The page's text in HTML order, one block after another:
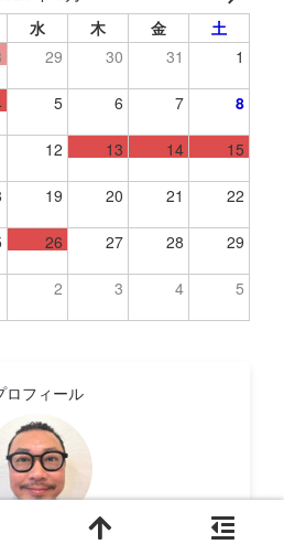
水 木 金
土
29 30 31 1
5 6 7 8
12 13 14 15
19 20 21 22
26 27 28 29
2 3 4 5
ロフィール